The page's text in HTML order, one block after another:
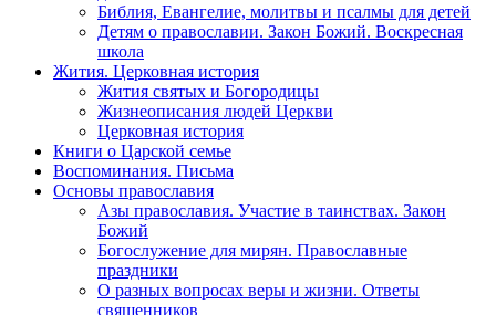
Библия, Евангелие, молитвы и псалмы для детей
Детям о православии. Закон Божий. Воскресная
школа
Жития. Церковная история
Жития святых и Богородицы
Жизнеописания людей Церкви
Церковная история
Книги о Царской семье
Воспоминания. Письма
Основы православия
Азы православия. Участие в таинствах. Закон
Божий
Богослужение для мирян. Православные
праздники
О разных вопросах веры и жизни. Ответы
священников